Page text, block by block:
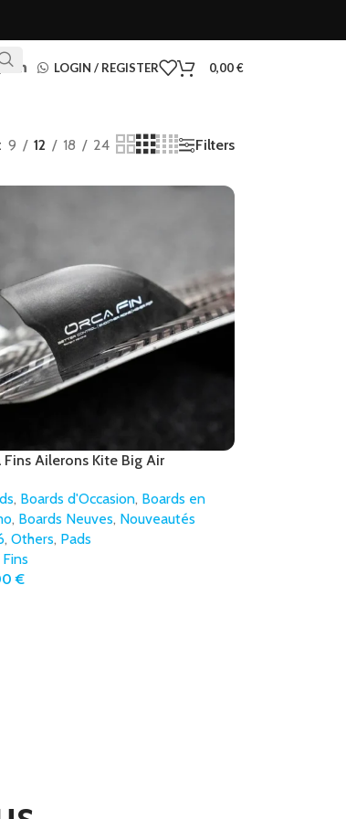
LOGIN / REGISTER 0,00€
9 12 18 24 Filters
Fins Ailerons Kite Big Air
, Boards d'Occasion, Boards en
, Boards Neuves, Nouveautés
, Others, Pads
€